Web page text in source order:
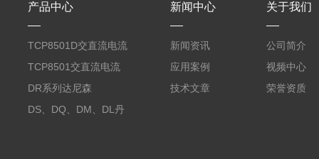
产品中心
TCP8501D交直流电流
探头500A
TCP8501交直流电流
探头500A
DR系列达尼森
Danisense高精度电流
DS、DQ、DM、DL丹
新闻中心
新闻资讯
应用案例
技术文章
关于我们
公司简介
视频中心
荣誉资质